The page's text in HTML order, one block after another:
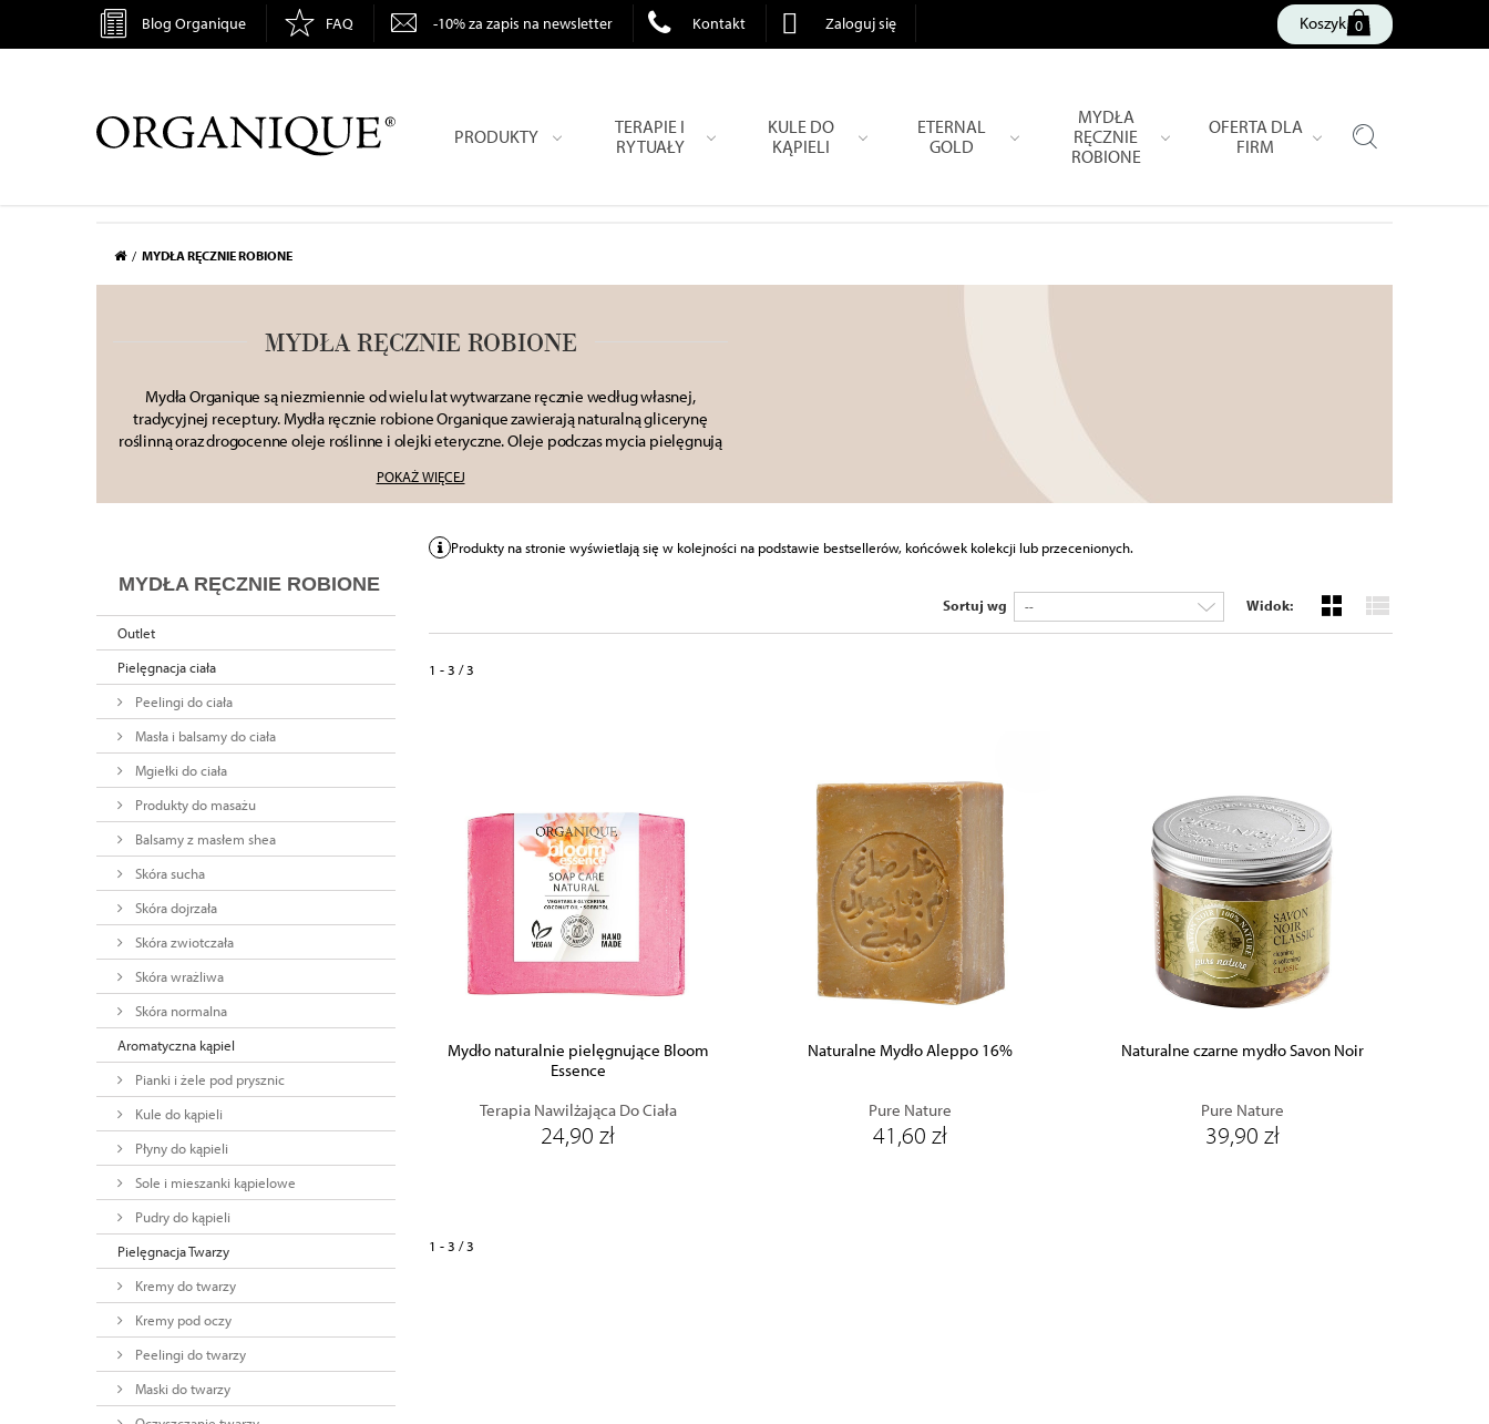
Koszyk 0
Blog Organique FAQ -10% za zapis na newsletter Kontakt Zaloguj się
ORGANIQUE PRODUKTY
TERAPIE I
RYTUAŁY
KULE DO
KĄPIELI
ETERNAL
GOLD
MYDŁA
RĘCZNIE
ROBIONE
OFERTA DLA
FIRM
MYDŁA RĘCZNIE ROBIONE
MYDŁA RĘCZNIE ROBIONE
Mydła Organique są niezmiennie od wielu lat wytwarzane ręcznie według własnej,
tradycyjnej receptury. Mydła ręcznie robione Organique zawierająnaturalną glicerynę
roślinną orazdrogocenne oleje roślinne i olejki eteryczne. Oleje podczas mycia pielęgnują
specjalnie dobrane do danego rodzaju skóry i jej wymagań, wspomagając pielęgnacyjne
działanie mydła.
całego ciała. Mydła skomponowane zostały w duchu tradycyjnej metody, przy użyciu
składników naturalnego pochodzenia.
Drogocenne składniki mydeł pielęgnują podczas mycia każdy rodzaj skóry!
POKAŻ WIĘCEJ
MYDŁA RĘCZNIE ROBIONE
Outlet
Pielęgnacja ciała
Peelingi do ciała
Masła i balsamy do ciała
Mgiełki do ciała
Produkty do masażu
Balsamy z masłem shea
Skóra sucha
Skóra dojrzała
Skóra zwiotczała
Skóra wrażliwa
Skóra normalna
Aromatyczna kąpiel
Pianki i żele pod prysznic
Kule do kąpieli
Płyny do kąpieli
Sole i mieszanki kąpielowe
Pudry do kąpieli
Pielęgnacja Twarzy
Kremy do twarzy
Kremy pod oczy
Peelingi do twarzy
Maski do twarzy
Produkty na stronie wyświetlają się w kolejności na podstawie bestsellerów, końcówek kolekcji lub przecenionych.
Widok:
Sortuj wg --
1 - 3 / 3
ZOBACZ PRODUKT
DO KOSZYKA
Mydło naturalnie pielęgnujące Bloom
Essence
Terapia Nawilżająca Do Ciała
24,90 zł
ZOBACZ PRODUKT
DO KOSZYKA
Naturalne Mydło Aleppo 16%
Pure Nature
41,60 zł
ZOBACZ PRODUKT
DO KOSZYKA
Naturalne czarne mydło Savon Noir
Pure Nature
39,90 zł
1 - 3 / 3